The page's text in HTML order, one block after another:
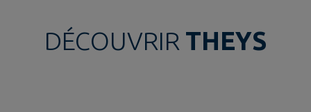
DÉCOUVRIR THEYS